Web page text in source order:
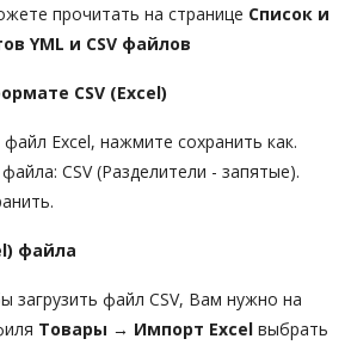
прочитать на странице Список и
YML и CSV файлов
CSV (Excel)
Excel, нажмите сохранить как.
CSV (Разделители - запятые).
файла
загрузить файл CSV, Вам нужно на
Товары → Импорт Excel выбрать